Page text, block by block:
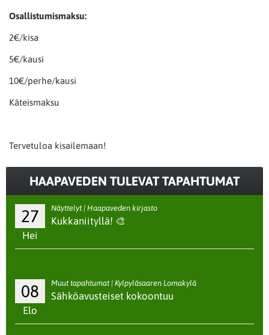
Osallistumismaksu:
2€/kisa
5€/kausi
10€/perhe/kausi
Käteismaksu
Tervetuloa kisailemaan!
HAAPAVEDEN TULEVAT TAPAHTUMAT
27
Hei
Näyttelyt | Haapaveden kirjasto
Kukkaniityllä! 🎨
08
Elo
Muut tapahtumat | Kylpyläsaaren Lomakylä
Sähköavusteiset kokoontuu